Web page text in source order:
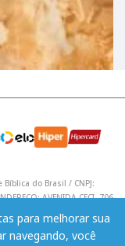
para melhorar sua
navegando, você
do Brasil / CNPJ:
AVENIDA CECI, 706
.